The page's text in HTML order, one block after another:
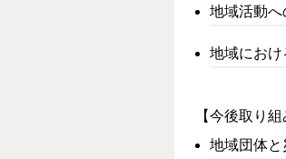
地域活動
地域にお
【今後取り組
地域団体